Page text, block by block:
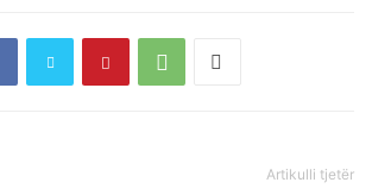
Artikulli tjetër